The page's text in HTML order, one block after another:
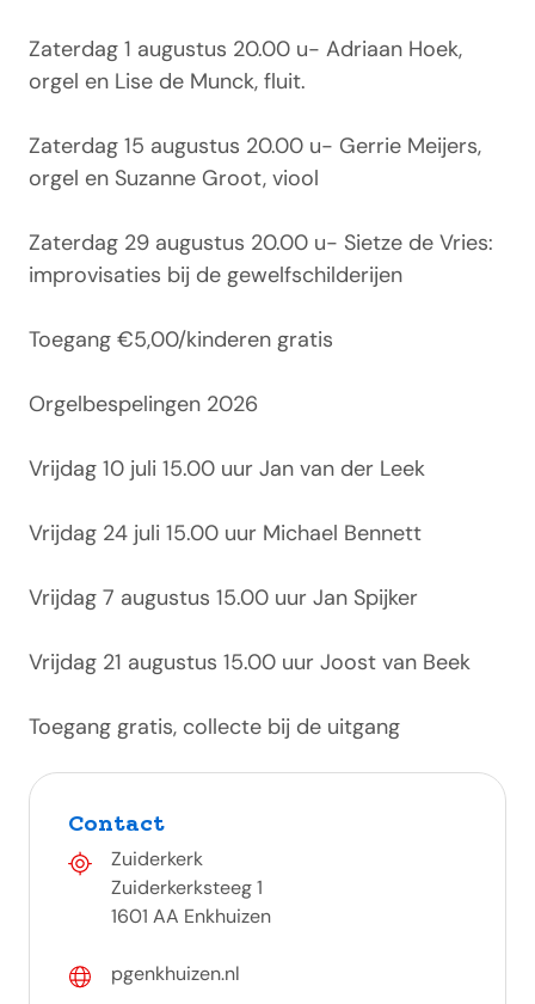
Zaterdag 1 augustus 20.00 u- Adriaan Hoek,
orgel en Lise de Munck, fluit.
Zaterdag 15 augustus 20.00 u- Gerrie Meijers,
orgel en Suzanne Groot, viool
Zaterdag 29 augustus 20.00 u- Sietze de Vries:
improvisaties bij de gewelfschilderijen
Toegang €5,00/kinderen gratis
Orgelbespelingen 2026
Vrijdag 10 juli 15.00 uur Jan van der Leek
Vrijdag 24 juli 15.00 uur Michael Bennett
Vrijdag 7 augustus 15.00 uur Jan Spijker
Vrijdag 21 augustus 15.00 uur Joost van Beek
Toegang gratis, collecte bij de uitgang
Contact
Zuiderkerk
Zuiderkerksteeg 1
1601 AA Enkhuizen
pgenkhuizen.nl